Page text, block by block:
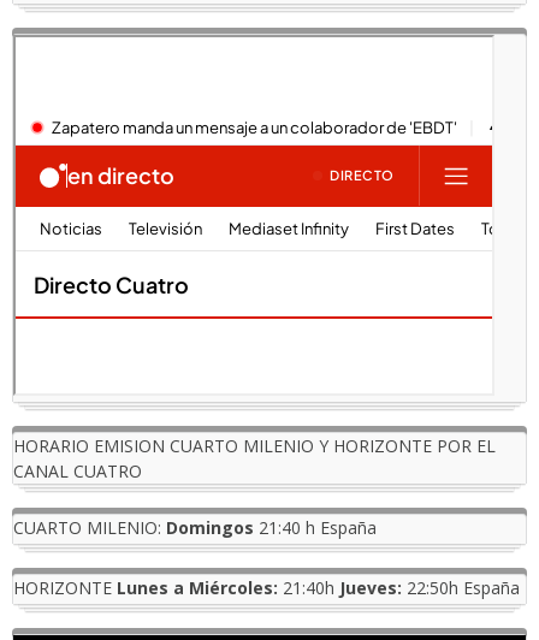
HORARIO EMISION CUARTO MILENIO Y HORIZONTE POR EL
CANAL CUATRO
CUARTO MILENIO: Domingos 21:40 h España
HORIZONTE Lunes a Miércoles: 21:40h Jueves: 22:50h España